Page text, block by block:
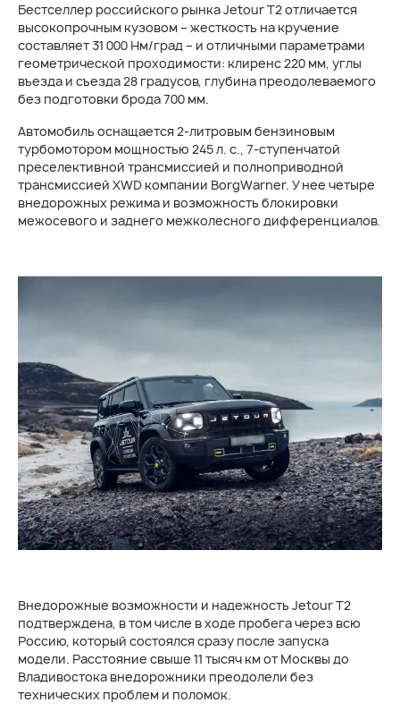
Бестселлер российского рынка Jetour T2 отличается
высокопрочным кузовом – жесткость на кручение
составляет 31 000 Нм/град – и отличными параметрами
геометрической проходимости: клиренс 220 мм, углы
въезда и съезда 28 градусов, глубина преодолеваемого
без подготовки брода 700 мм.
Автомобиль оснащается 2-литровым бензиновым
турбомотором мощностью 245 л. с., 7-ступенчатой
преселективной трансмиссией и полноприводной
трансмиссией XWD компании BorgWarner. У нее четыре
внедорожных режима и возможность блокировки
межосевого и заднего межколесного дифференциалов.
Внедорожные возможности и надежность Jetour T2
подтверждена, в том числе в ходе пробега через всю
Россию, который состоялся сразу после запуска
модели. Расстояние свыше 11 тысяч км от Москвы до
Владивостока внедорожники преодолели без
технических проблем и поломок.